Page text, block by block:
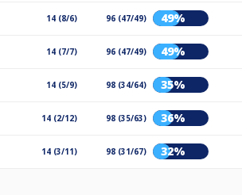
14 (8/6) 96 (47/49) 49%
14 (7/7) 96 (47/49) 49%
14 (5/9) 98 (34/64) 35%
14 (2/12) 98 (35/63) 36%
14 (3/11) 98 (31/67) 32%